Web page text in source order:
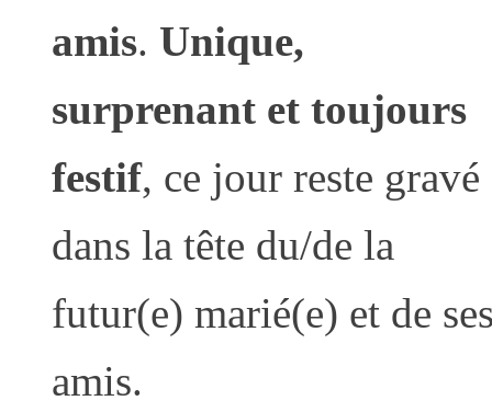
amis. Unique,
surprenant et toujours
festif, ce jour reste gravé
dans la tête du/de la
futur(e) marié(e) et de
amis.